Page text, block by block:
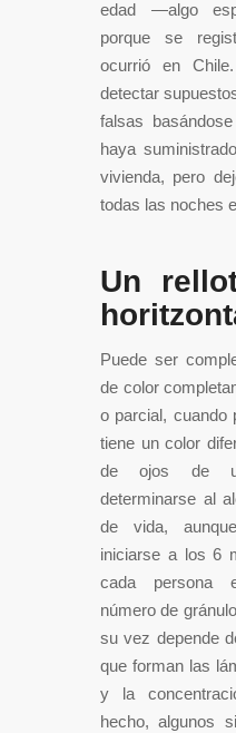
edad —algo
porque se
ocurrió en
detectar
falsas
haya
vivienda, pero
todas las noches
Un
Puede ser
de color
o parcial, cuando
tiene un color
de ojos de
determinarse al
de vida,
iniciarse a los 6
cada persona
número de
su vez depende
que forman las
y la
hecho, algunos